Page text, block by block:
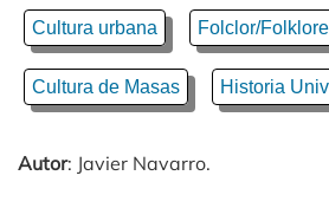
Cultura urbana Folclor/Folklore
Cultura de Masas Historia
Autor: Javier Navarro.